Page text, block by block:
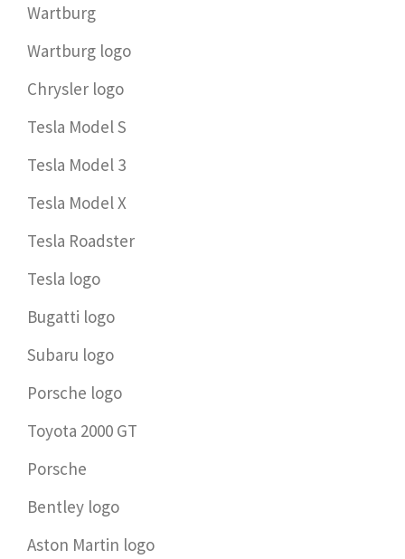
Wartburg
Wartburg logo
Chrysler logo
Tesla Model S
Tesla Model 3
Tesla Model X
Tesla Roadster
Tesla logo
Bugatti logo
Subaru logo
Porsche logo
Toyota 2000 GT
Porsche
Bentley logo
Aston Martin logo